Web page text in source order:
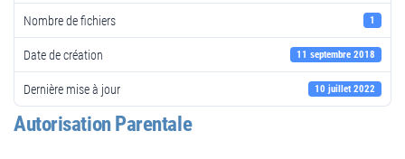
Nombre de fichiers 1
Date de création 11 septembre 2018
Dernière mise à jour 10 juillet 2022
Autorisation Parentale